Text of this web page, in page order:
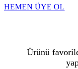
HEMEN ÜYE OL
Ürünü